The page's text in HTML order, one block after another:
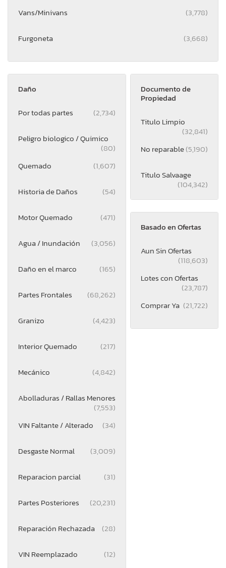
Vans/Minivans (3,778)
Furgoneta (3,668)
Daño
Por todas partes (2,734)
Peligro biologico / Quimico
(80)
Quemado
(1,607)
Historia de Daños (54)
Motor Quemado (471)
Agua / Inundación (3,056)
Daño en el marco (165)
Partes Frontales (68,262)
Granizo (4,423)
Interior Quemado (217)
Mecánico (4,842)
Abolladuras / Rallas Menores
(7,553)
VIN Faltante / Alterado
(34)
Desgaste Normal (3,009)
Reparacion parcial (31)
Partes Posteriores (20,231)
Reparación Rechazada (28)
VIN Reemplazado (12)
Documento de
Propiedad
Titulo Limpio
(32,841)
No reparable(5,190)
Titulo Salvaage
(104,342)
Basado en Ofertas
Aun Sin Ofertas
(118,603)
Lotes con Ofertas
(23,787)
Comprar Ya (21,722)